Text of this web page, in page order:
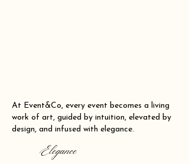
At Event&Co, every event becomes a living
work of art, guided by intuition, elevated by
design, and infused with elegance.
Elegance